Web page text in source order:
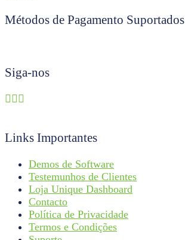
Métodos de Pagamento Suportados
Siga-nos
Links Importantes
Demos de Software
Testemunhos de Clientes
Loja Unique Dashboard
Contacto
Política de Privacidade
Termos e Condições